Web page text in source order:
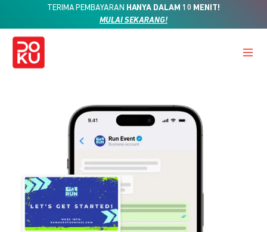
TERIMA PEMBAYARAN HANYA DALAM 10 MENIT!
MULAI SEKARANG!